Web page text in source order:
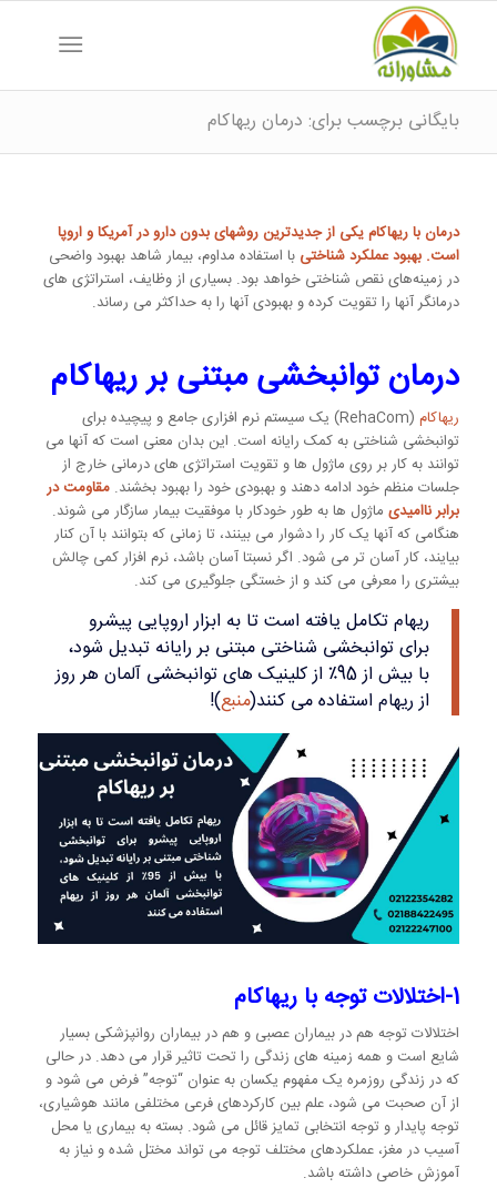
بایگانی برچسب برای: درمان ریهاکام
درمان با ریهاکام یکی از جدیدترین روشهای بدون دارو در آمریکا و اروپا
است. بهبود عملکرد شناختی با استفاده مداوم، بیمار شاهد بهبود واضحی
در زمینه‌های نقص شناختی خواهد بود. بسیاری از وظایف، استراتژی های
درمانگر آنها را تقویت کرده و بهبودی آنها را به حداکثر می رساند.
درمان توانبخشی مبتنی بر ریهاکام
ریهاکام
(RehaCom) یک سیستم نرم افزاری جامع و پیچیده برای
توانبخشی شناختی به کمک رایانه است. این بدان معنی است که آنها می
توانند به کار بر روی ماژول ها و تقویت استراتژی های درمانی خارج از
جلسات منظم خود ادامه دهند و بهبودی خود را بهبود بخشند. مقاومت در
برابر ناامیدیماژول ها به طور خودکار با موفقیت بیمار سازگار می شوند.
هنگامی که آنها یک کار را دشوار می بینند، تا زمانی که بتوانند با آن کنار
بیایند، کار آسان تر می شود. اگر نسبتا آسان باشد، نرم افزار کمی چالش
بیشتری را معرفی می کند و از خستگی جلوگیری می کند.
ریهام تکامل یافته است تا به ابزار اروپایی پیشرو
برای توانبخشی شناختی مبتنی بر رایانه تبدیل شود،
با بیش از 95٪ از کلینیک های توانبخشی آلمان هر روز
از ریهام استفاده می کنند(منبع)!
1-اختلالات توجه با ریهاکام
اختلالات توجه هم در بیماران عصبی و هم در بیماران روانپزشکی بسیار
شایع است و همه زمینه های زندگی را تحت تاثیر قرار می دهد. در حالی
که در زندگی روزمره یک مفهوم یکسان به عنوان “توجه” فرض می شود و
از آن صحبت می شود، علم بین کارکردهای فرعی مختلفی مانند هوشیاری،
توجه پایدار و توجه انتخابی تمایز قائل می شود. بسته به بیماری یا محل
آسیب در مغز، عملکردهای مختلف توجه می تواند مختل شده و نیاز به
آموزش خاصی داشته باشد.